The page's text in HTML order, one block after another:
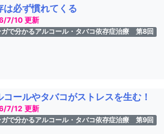
は必ず慣れてくる
7/10 更新
ガで分かるアルコール・タバコ依存症治療 第8回
コールやタバコがストレスを生む！
7/12 更新
ガで分かるアルコール・タバコ依存症治療 第9回